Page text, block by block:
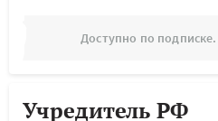
Доступно по подписке.
Учредитель РФ